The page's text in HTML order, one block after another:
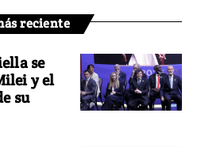
reciente
se
y el
su